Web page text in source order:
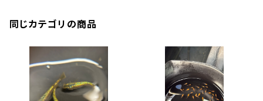
同じカテゴリの商品